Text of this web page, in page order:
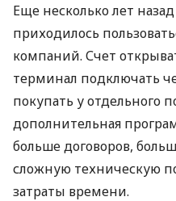
Еще несколько лет
приходилось
компаний. Счет
терминал подключать
покупать у отдельного
дополнительная
больше договоров,
сложную техническую
затраты времени.